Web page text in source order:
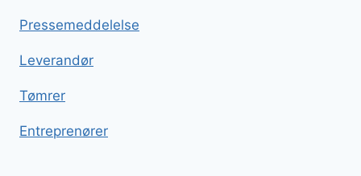
Pressemeddelelse
Leverandør
Tømrer
Entreprenører